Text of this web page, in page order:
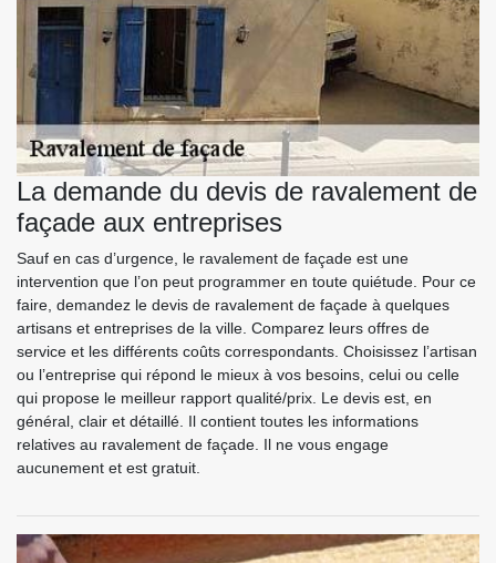
La demande du devis de ravalement de
façade aux entreprises
Sauf en cas d’urgence, le ravalement de façade est une
intervention que l’on peut programmer en toute quiétude. Pour ce
faire, demandez le devis de ravalement de façade à quelques
artisans et entreprises de la ville. Comparez leurs offres de
service et les différents coûts correspondants. Choisissez l’artisan
ou l’entreprise qui répond le mieux à vos besoins, celui ou celle
qui propose le meilleur rapport qualité/prix. Le devis est, en
général, clair et détaillé. Il contient toutes les informations
relatives au ravalement de façade. Il ne vous engage
aucunement et est gratuit.